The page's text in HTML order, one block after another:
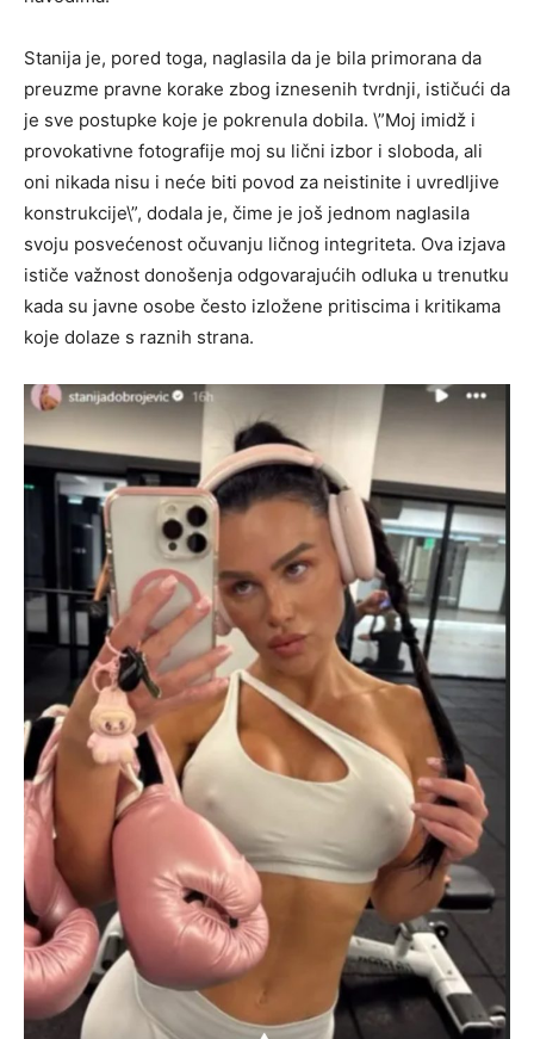
Stanija je, pored toga, naglasila da je bila primorana da
preuzme pravne korake zbog iznesenih tvrdnji, ističući da
je sve postupke koje je pokrenula dobila. \”Moj imidž i
provokativne fotografije moj su lični izbor i sloboda, ali
oni nikada nisu i neće biti povod za neistinite i uvredljive
konstrukcije\”, dodala je, čime je još jednom naglasila
svoju posvećenost očuvanju ličnog integriteta. Ova izjava
ističe važnost donošenja odgovarajućih odluka u trenutku
kada su javne osobe često izložene pritiscima i kritikama
koje dolaze s raznih strana.